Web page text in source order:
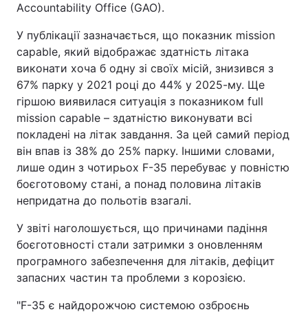
Accountability Office (GAO).
У публікації зазначається, що показник mission
capable, який відображає здатність літака
виконати хоча б одну зі своїх місій, знизився з
67% парку у 2021 році до 44% у 2025-му. Ще
гіршою виявилася ситуація з показником full
mission capable – здатністю виконувати всі
покладені на літак завдання. За цей самий період
він впав із 38% до 25% парку. Іншими словами,
лише один з чотирьох F-35 перебуває у повністю
боєготовому стані, а понад половина літаків
непридатна до польотів взагалі.
У звіті наголошується, що причинами падіння
боєготовності стали затримки з оновленням
програмного забезпечення для літаків, дефіцит
запасних частин та проблеми з корозією.
"F-35 є найдорожчою системою озброєнь